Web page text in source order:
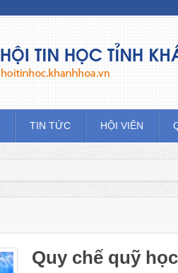
TIN TỨC HỘI VIÊN
Quy chế quỹ